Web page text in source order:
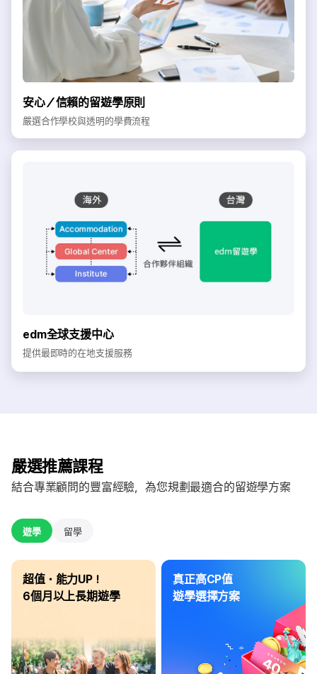
安心／信賴的留遊學原則
嚴選合作學校與透明的學費流程
edm全球支援中心
提供最即時的在地支援服務
嚴選推薦課程
結合專業顧問的豐富經驗，為您規劃最適合的留遊學方案
遊學 留學
超值・能力UP！
6個月以上長期遊學
真正高CP值
遊學選擇方案